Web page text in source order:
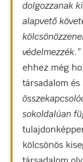
dolgozzanak
alapvető
védelmezzék.”
ehhez még
társadalom és
sokoldalúan
kölcsönös